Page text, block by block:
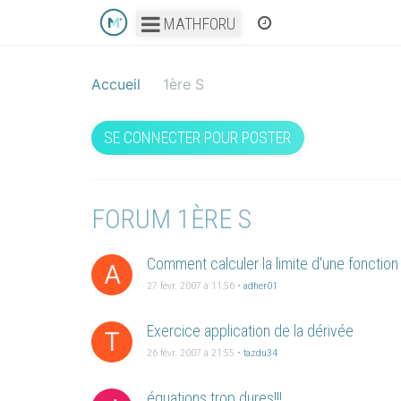
MATHFORU
1 mars 2007 à 10:21 • mehdiya
A 1 mars 2007 à 09:43
B fiches résumés
bisounours_78
R 27 févr. 2007 à 15:41 •rose022
A Comment calculer la limite d'une fonction
27 févr. 2007 à 11:56 • adher01
T Exercice application de la dérivée
26 févr. 2007 à 21:55 • tazdu34